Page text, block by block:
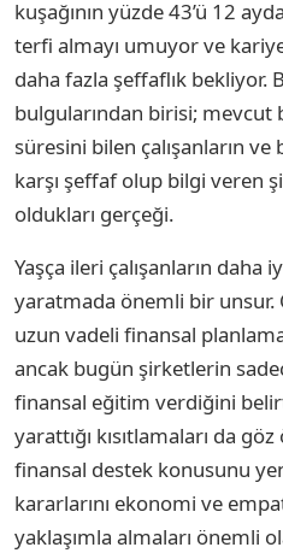
kuşağının yüzde 43’ü 12
terfi almayı umuyor ve
daha fazla şeffaflık bekliyor.
bulgularından birisi;
süresini bilen çalışanların ve
karşı şeffaf olup bilgi veren
oldukları gerçeği.
Yaşça ileri çalışanların
yaratmada önemli bir unsur.
uzun vadeli finansal
ancak bugün şirketlerin
finansal eğitim verdiğini
yarattığı kısıtlamaları da
finansal destek konusunu
kararlarını ekonomi ve
yaklaşımla almaları önemli